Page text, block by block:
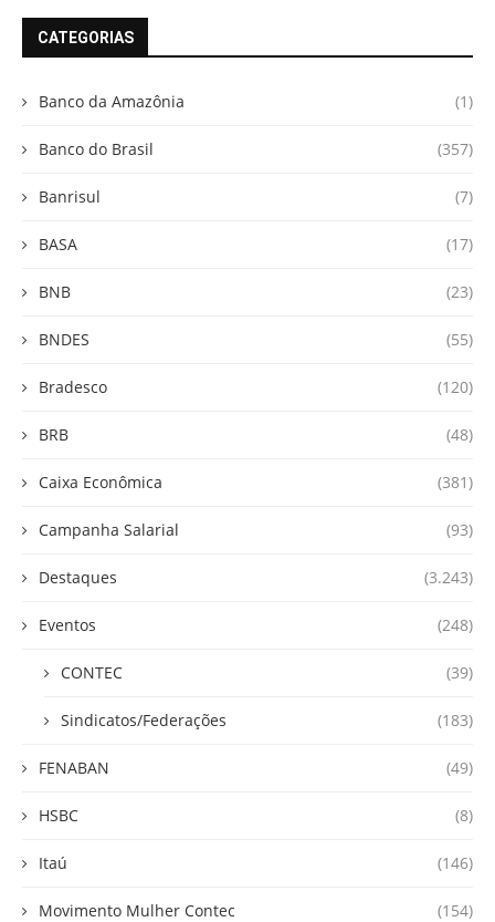
CATEGORIAS
Banco da Amazônia (1)
Banco do Brasil (357)
Banrisul (7)
BASA (17)
BNB (23)
BNDES (55)
Bradesco (120)
BRB (48)
Caixa Econômica (381)
Campanha Salarial (93)
Destaques (3.243)
Eventos (248)
CONTEC (39)
Sindicatos/Federações (183)
FENABAN (49)
HSBC (8)
Itaú (146)
Movimento Mulher Contec (154)